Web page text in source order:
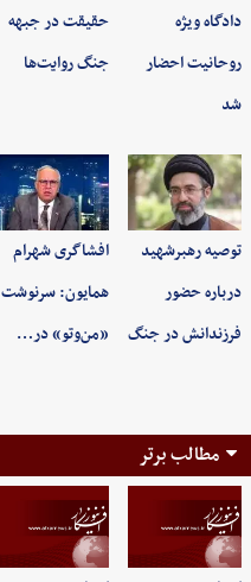
دادگاه ویژه
روحانیت احضار
شد
حقیقت در جبهه
جنگ روایت‌ها
توصیه رهبرشهید
درباره حضور
فرزندانش در جنگ
افشاگری شهرام
همایون: سرنوشت
«من‌وتو» در…
مطالب برتر